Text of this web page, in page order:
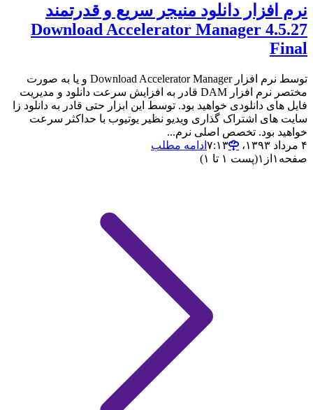
نرم افزار دانلود منیجر سریع و قدرتمند
Download Accelerator Manager 4.5.27
Final
توسط نرم افزار Download Accelerator Manager و یا به صورت
مختصر نرم افزار DAM قادر به افزایش سرعت دانلود و مدیریت
فایل های دانلودی خواهید بود. توسط این ابزار حتی قادر به دانلود زا
سایت های اشتراک گذاری ویدیو نظیر یوتیوب با حداکثر سرعت
خواهید بود. تخصص اصلی نرم...
۴ مرداد ۱۳۹۳،‏ ۷:۱۳
ادامه مطلب
صفحه ۱ از ۱(پست ۱ تا ۱)